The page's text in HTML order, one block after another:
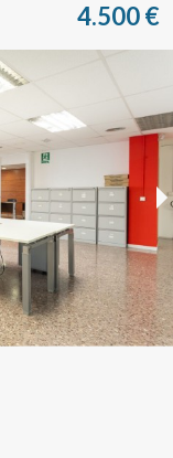
4.500 €